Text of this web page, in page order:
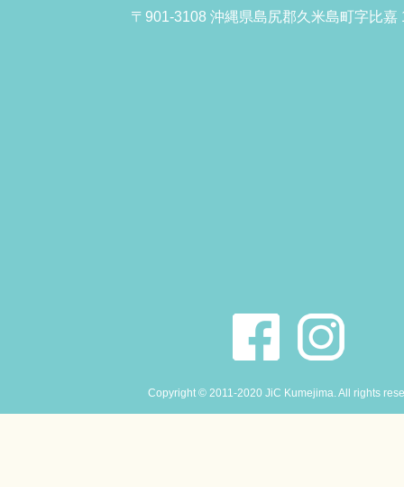
〒901-3108 沖縄県島尻郡久米島町字比嘉
Copyright © 2011-2020 JiC Kumejima. All rights